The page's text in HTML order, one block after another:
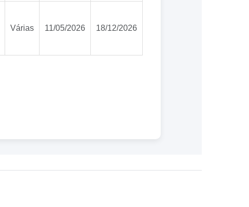
Várias 11/05/2026 18/12/2026